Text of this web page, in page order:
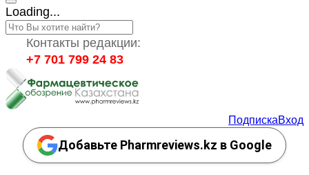
Loading...
Контакты редакции:
+7 701 799 24 83
ПодпискаВход
Добавьте Pharmreviews.kz в Google